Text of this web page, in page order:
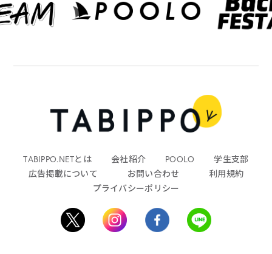
TABIPPO.NETとは 会社紹介 POOLO
学生支部
広告掲載について
お問い合わせ
利用規約
プライバシーポリシー